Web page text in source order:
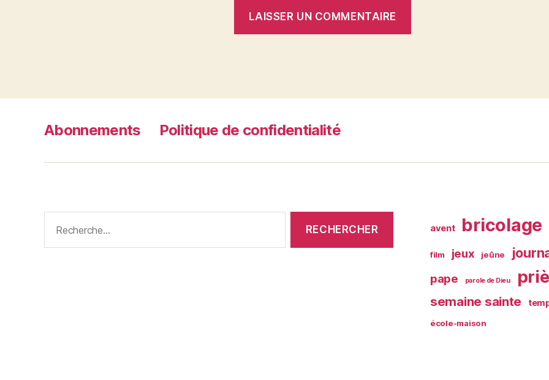
Abonnements Politique de confidentialité
avent bricolage
film jeux jeûne
pape parole de Dieu
semaine sainte
école-maison